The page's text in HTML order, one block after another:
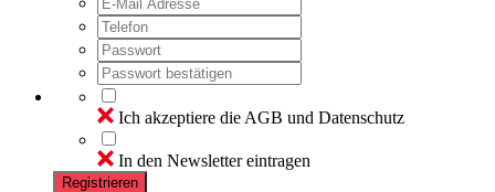
Ich akzeptiere die AGB und Datenschutz
In den Newsletter eintragen
Registrieren